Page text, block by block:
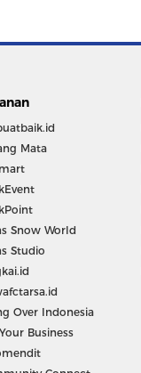
Mata
Snow World
Studio
Over Indonesia
Business